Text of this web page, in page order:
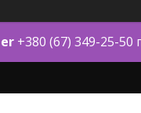
+380 (67) 349-25-